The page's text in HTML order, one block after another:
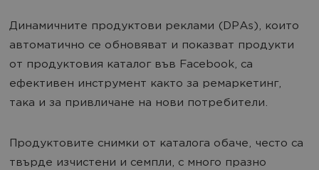
Динамичните продуктови реклами (DPAs), които
автоматично се обновяват и показват продукти
от продуктовия каталог във Facebook, са
ефективен инструмент както за ремаркетинг,
така и за привличане на нови потребители.
Продуктовите снимки от каталога обаче, често са
твърде изчистени и семпли, с много празно